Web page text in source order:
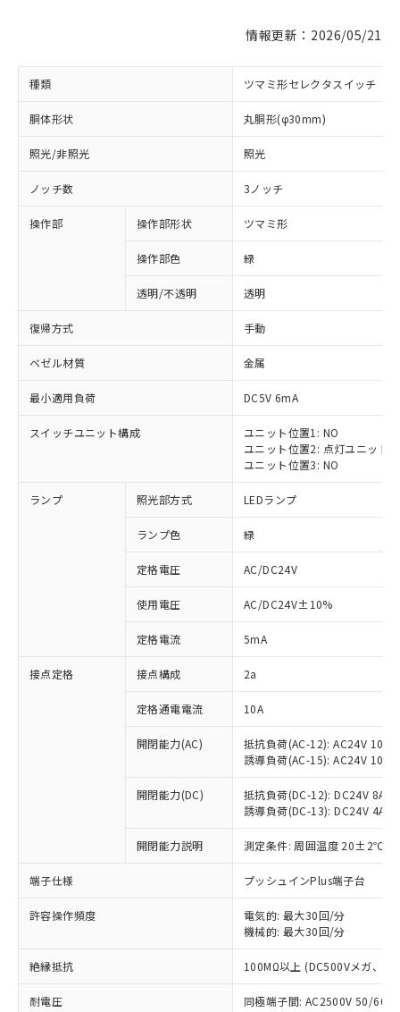
情報更新：2026/05/21
種類 ツマミ形セレクタスイッチ
胴体形状 丸胴形(φ30mm)
照光/非照光 照光
ノッチ数 3ノッチ
操作部 操作部形状 ツマミ形
操作部色 緑
透明/不透明 透明
復帰方式 手動
ベゼル材質 金属
最小適用負荷 DC5V 6mA
スイッチユニット構成
ユニット位置1: NO
ユニット位置2: 点灯ユニット
ユニット位置3: NO
ランプ 照光部方式 LEDランプ
ランプ色 緑
定格電圧 AC/DC24V
使用電圧 AC/DC24V±10%
定格電流 5mA
接点定格 接点構成 2a
定格通電電流 10A
開閉能力(AC)
抵抗負荷(AC-12): AC24V 10A/
誘導負荷(AC-15): AC24V
開閉能力(DC)
抵抗負荷(DC-12): DC24V 8A/
誘導負荷(DC-13): DC24V 4A/
開閉能力説明 測定条件: 周囲温度 20±2℃、
端子仕様 プッシュインPlus端子台
許容操作頻度
電気的: 最大30回/分
機械的: 最大30回/分
絶縁抵抗 100MΩ以上 (DC500Vメガ、点
耐電圧
同極端子間: AC2500V 50/
ご利用条件
以下の条件をお読みいただき、同意のうえ
本サービスは、当社制御機器事業取扱
商品の当社在庫状況および標準価格
(税抜)を提供させていただくもので
当社制御機器事業取扱商品の中には、
本サービスの対象外となる商品もある
ことをご了承ください。
在庫状況および標準価格照会結果は、
記載している更新日時点での社内デー
タに基づき作成されるものであり、閲
覧された時点での実際の在庫および標
準価格とは異なる場合があることをご
対応済み：EU RoHS指令（10物質）の
非含有に対応した製品が提供可能な商品で
対応予定：EU RoHS指令（10物質）の非含
有に対応した製品に切り替える予定のある
対応予定なし：EU RoHS指令（10物質）の
非含有に非対応の商品で、対応品を出す予
調査・確認中：EU RoHS指令（10物質）の
非含有の対応状況を調査中または確認中の
非該当品：ライセンス料など無形物で、有
害物質有無と関係のない商品です。
仕入先様の事情により、非含有部品として
いたものが、含有品と判明した場合などや
むを得ず変更することがあります。
*EU RoHS指令（10物質）：
鉛(Pb) 1000ppm以下、 水銀(Hg) 1000ppm以下、 カド
六価クロム(Cr(Ⅵ)) 1000ppm以下、ポリ臭化ビフェニル
※1 中国RoHS○×表
「○」：最大均質材料含有率が中国RoHSの
基準値以下であることを示します。
「×」：最大均質材料含有率が中国RoHSの
基準値を超えていることを示します。
「－」：未確認です。当社販売部門へお問
*中国RoHS10物質の基準値 (GB/T26572)：
当社は、これら貴社製品のうち、外国
為替および外国貿易法に定める商品
（以下｢規制貨物等」という）を輸出
または国外への提供する場合は、日本
国政府の輸出許可(または役務取引許
可)を取得するなどの必要な手続きを